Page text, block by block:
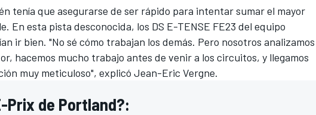
tenía que asegurarse de ser rápido para intentar sumar el mayor
En esta pista desconocida, los DS E-TENSE FE23 del equipo
ir bien. "No sé cómo trabajan los demás. Pero nosotros analizamos
hacemos mucho trabajo antes de venir a los circuitos, y llegamos
muy meticuloso", explicó Jean-Eric Vergne.
Prix de Portland?: